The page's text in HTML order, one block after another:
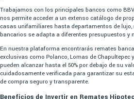
Trabajamos con los principales bancos como
nos permite acceder a un extenso catálogo de
casas unifamiliares hasta departamentos de
bancarios se adapta a diferentes presupuestos y
En nuestra plataforma encontrarás remates
exclusivas como Polanco, Lomas de Chapultepec
pueden alcanzar hasta el 50% por debajo de su
cuidadosamente verificada para garantizar su
de compra seguro y transparente.
Beneficios de Invertir en Remates